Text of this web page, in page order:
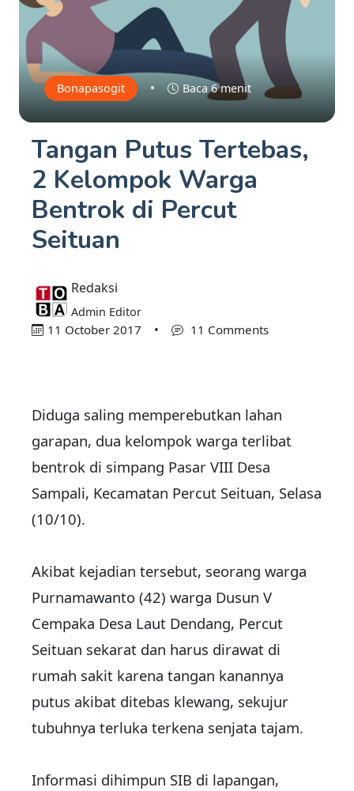
Bonapasogit • Baca 6 menit
Tangan Putus Tertebas,
2 Kelompok Warga
Bentrok di Percut
Seituan
Redaksi
Admin Editor
11 October 2017 • 11 Comments
Diduga saling memperebutkan lahan
garapan, dua kelompok warga terlibat
bentrok di simpang Pasar VIII Desa
Sampali, Kecamatan Percut Seituan, Selasa
(10/10).
Akibat kejadian tersebut, seorang warga
Purnamawanto (42) warga Dusun V
Cempaka Desa Laut Dendang, Percut
Seituan sekarat dan harus dirawat di
rumah sakit karena tangan kanannya
putus akibat ditebas klewang, sekujur
tubuhnya terluka terkena senjata tajam.
Informasi dihimpun SIB di lapangan,